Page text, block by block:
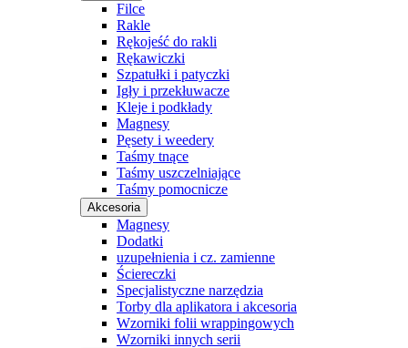
Filce
Rakle
Rękojeść do rakli
Rękawiczki
Szpatułki i patyczki
Igły i przekłuwacze
Kleje i podkłady
Magnesy
Pęsety i weedery
Taśmy tnące
Taśmy uszczelniające
Taśmy pomocnicze
Akcesoria
Magnesy
Dodatki
uzupełnienia i cz. zamienne
Ściereczki
Specjalistyczne narzędzia
Torby dla aplikatora i akcesoria
Wzorniki folii wrappingowych
Wzorniki innych serii